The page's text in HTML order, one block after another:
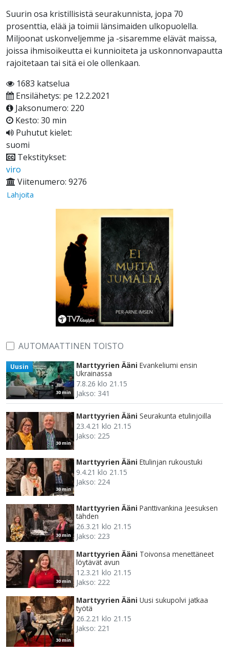
Suurin osa kristillisistä seurakunnista, jopa 70
prosenttia, elää ja toimii länsimaiden ulkopuolella.
Miljoonat uskonveljemme ja -sisaremme elävät maissa,
joissa ihmisoikeutta ei kunnioiteta ja uskonnonvapautta
rajoitetaan tai sitä ei ole ollenkaan.
1683 katselua
Ensilähetys: pe 12.2.2021
Jaksonumero: 220
Kesto: 30 min
Puhutut kielet:
suomi
Tekstitykset:
viro
Viitenumero: 9276
Lahjoita
AUTOMAATTINEN TOISTO
30 min
Uusin Marttyyrien Ääni Evankeliumi ensin
Ukrainassa
7.8.26 klo 21.15
Jakso: 341
30 min
Marttyyrien Ääni Seurakunta etulinjoilla
23.4.21 klo 21.15
Jakso: 225
30 min
Marttyyrien Ääni Etulinjan rukoustuki
9.4.21 klo 21.15
Jakso: 224
30 min
Marttyyrien Ääni Panttivankina Jeesuksen
tähden
26.3.21 klo 21.15
Jakso: 223
30 min
Marttyyrien Ääni Toivonsa menettäneet
löytävät avun
12.3.21 klo 21.15
Jakso: 222
30 min
Marttyyrien Ääni Uusi sukupolvi jatkaa
työtä
26.2.21 klo 21.15
Jakso: 221